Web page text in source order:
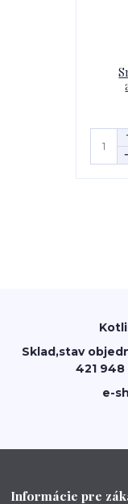
Sklad,stav
421 948
e-
Informácie pre